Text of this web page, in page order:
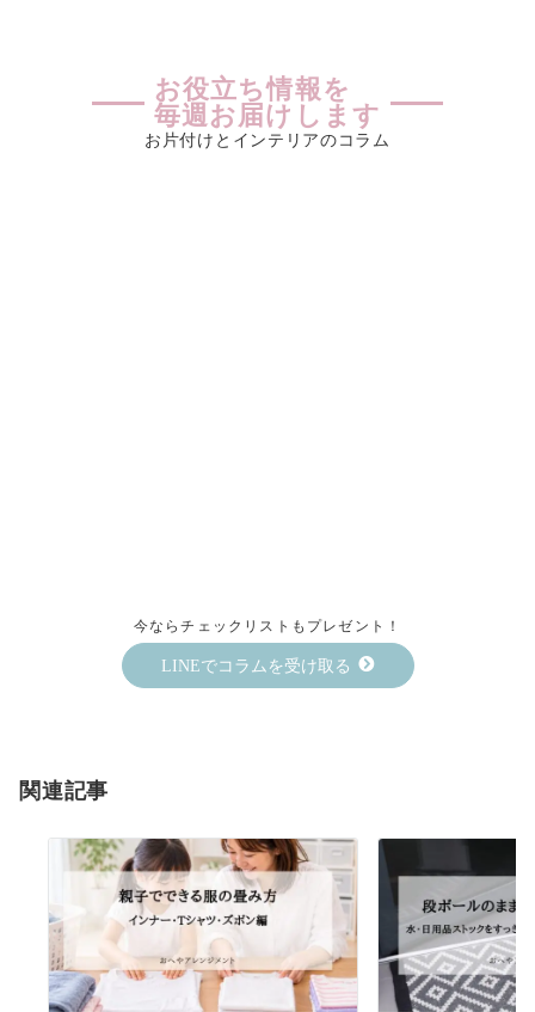
お役立ち情報を
毎週お届けします
お片付けとインテリアのコラム
今ならチェックリストもプレゼント！
LINEでコラムを受け取る
関連記事